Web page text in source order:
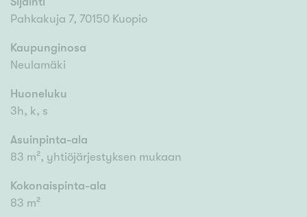
Pahkakuja 7, 70150 Kuopio
Kaupunginosa
Neulamäki
Huoneluku
3h, k, s
Asuinpinta-ala
83 m², yhtiöjärjestyksen mukaan
Kokonaispinta-ala
83 m²